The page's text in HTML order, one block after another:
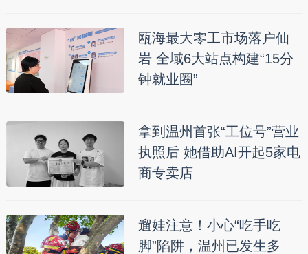
瓯海最大零工市场落户仙
岩 全域6大站点构建“15分
钟就业圈”
拿到温州首张“工位号”营业
执照后 她借助AI开起5家电
商专卖店
遛娃注意！小心“吃手吃
脚”陷阱，温州已发生多